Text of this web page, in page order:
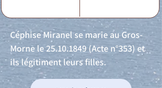
Céphise Miranel se marie au Gros-
Morne le25.10.1849 (Acte n°353) et
ils légitiment leurs filles.